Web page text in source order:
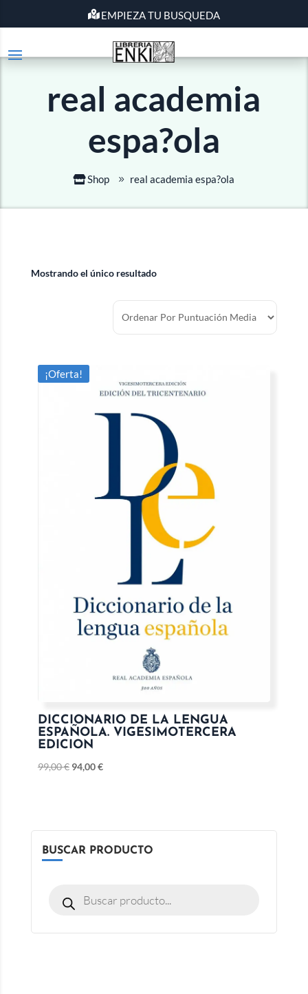
EMPIEZA TU BUSQUEDA
real academia
espa?ola
Shop real academia espa?ola
Mostrando el único resultado
¡Oferta!
DICCIONARIO DE LA LENGUA
ESPAÑOLA. VIGESIMOTERCERA
EDICION
99,00€ 94,00€
BUSCAR PRODUCTO